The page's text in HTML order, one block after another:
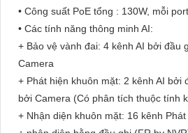
• Công suất PoE tổng : 130W, mỗi
• Các tính năng thông minh AI:
+ Bảo vệ vành đai: 4 kênh AI bởi đầu
Camera
+ Phát hiện khuôn mặt: 2 kênh AI bởi
bởi Camera (Có phân tích thuộc tính
+ Nhận diện khuôn mặt: 16 kênh